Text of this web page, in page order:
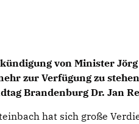
von Minister
zur Verfügung zu
Brandenburg Dr. Jan
hat sich große